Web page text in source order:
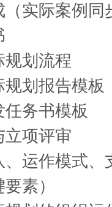
实际案例同
划流程
划报告模板
务书模板
立项评审
运作模式、
素）